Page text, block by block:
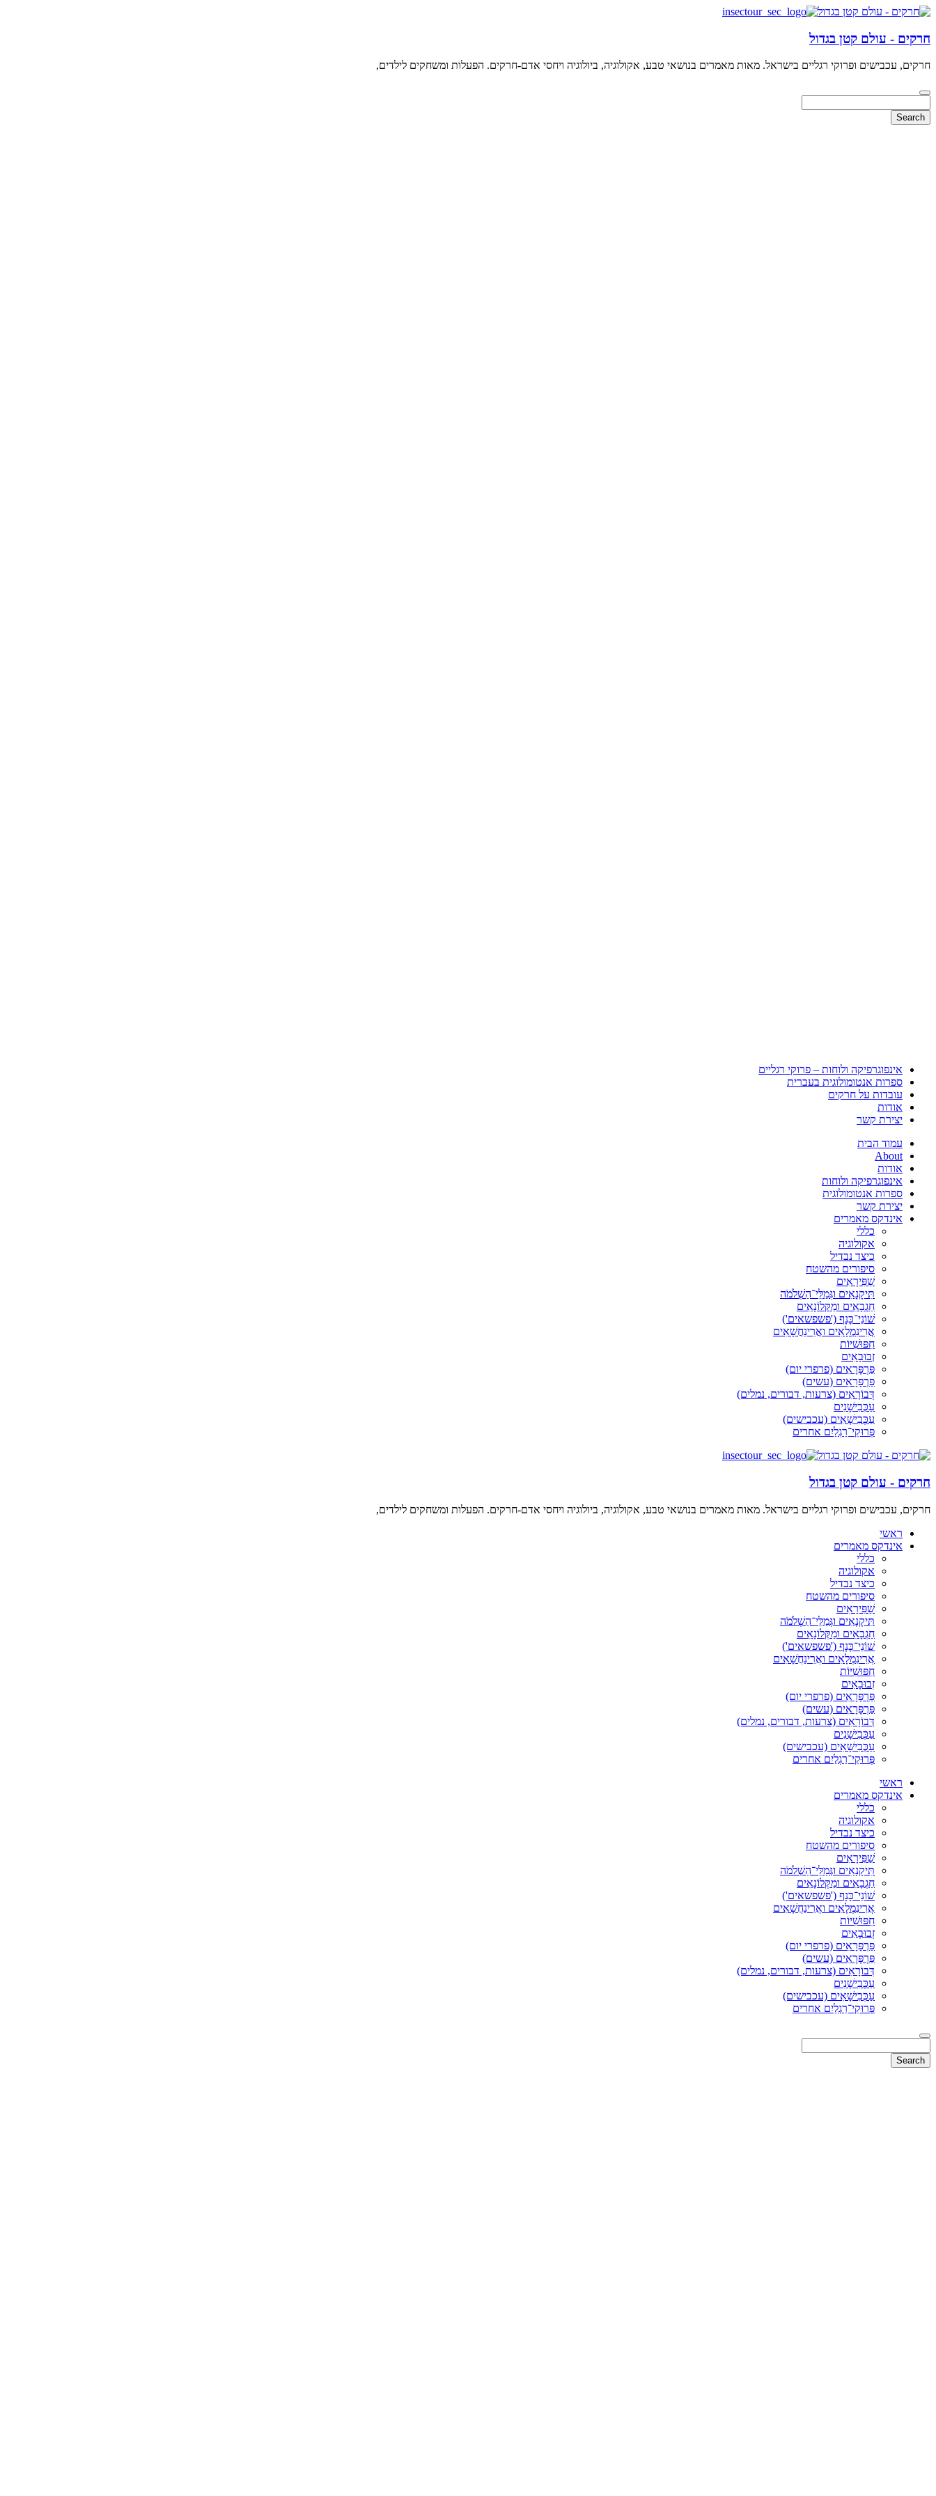
חרקים - עולם קטן בגדול
חרקים, עכבישים ופרוקי רגליים בישראל. מאות מאמרים בנושאי טבע, אקולוגיה, ביולוגיה ויחסי אדם-חרקים. הפעלות ומשחקים לילדים,
אינפוגרפיקה ולוחות – פרוקי רגליים
ספרות אנטומולוגית בעברית
עובדות על חרקים
אודות
יצירת קשר
עמוד הבית
About
אודות
אינפוגרפיקה ולוחות
ספרות אנטומולוגית
יצירת קשר
אינדקס מאמרים
כללי
אקולוגיה
כיצד נבדיל
סיפורים מהשטח
שַׁפִּירָאִים
תִּיקָנָאִים וגְּמַלֵּי־הַשְׁלֹמֹה
חַגְבָאִים ומַקְּלוֹנָאִים
שׁוֹנֵי־כָּנָף ('פשפשאים')
אֲרִינִמְלָאִים ואֲרִינַחֲשָׁאִים
חִפּוּשִׁיּוֹת
זְבוּבָאִים
פַּרְפָּרָאִים (פרפרי יום)
פַּרְפָּרָאִים (עשים)
דְּבוֹרָאִים (צרעות, דבורים, נמלים)
עַכְּבִישָׁנִים
עַכְּבִישָׁאִים (עכבישים)
פְּרוּקֵי־רַגְלַיִם אחרים
חרקים - עולם קטן בגדול
חרקים, עכבישים ופרוקי רגליים בישראל. מאות מאמרים בנושאי טבע, אקולוגיה, ביולוגיה ויחסי אדם-חרקים. הפעלות ומשחקים לילדים,
ראשי
אינדקס מאמרים
כללי
אקולוגיה
כיצד נבדיל
סיפורים מהשטח
שַׁפִּירָאִים
תִּיקָנָאִים וגְּמַלֵּי־הַשְׁלֹמֹה
חַגְבָאִים ומַקְּלוֹנָאִים
שׁוֹנֵי־כָּנָף ('פשפשאים')
אֲרִינִמְלָאִים ואֲרִינַחֲשָׁאִים
חִפּוּשִׁיּוֹת
זְבוּבָאִים
פַּרְפָּרָאִים (פרפרי יום)
פַּרְפָּרָאִים (עשים)
דְּבוֹרָאִים (צרעות, דבורים, נמלים)
עַכְּבִישָׁנִים
עַכְּבִישָׁאִים (עכבישים)
פְּרוּקֵי־רַגְלַיִם אחרים
ראשי
אינדקס מאמרים
כללי
אקולוגיה
כיצד נבדיל
סיפורים מהשטח
שַׁפִּירָאִים
תִּיקָנָאִים וגְּמַלֵּי־הַשְׁלֹמֹה
חַגְבָאִים ומַקְּלוֹנָאִים
שׁוֹנֵי־כָּנָף ('פשפשאים')
אֲרִינִמְלָאִים ואֲרִינַחֲשָׁאִים
חִפּוּשִׁיּוֹת
זְבוּבָאִים
פַּרְפָּרָאִים (פרפרי יום)
פַּרְפָּרָאִים (עשים)
דְּבוֹרָאִים (צרעות, דבורים, נמלים)
עַכְּבִישָׁנִים
עַכְּבִישָׁאִים (עכבישים)
פְּרוּקֵי־רַגְלַיִם אחרים